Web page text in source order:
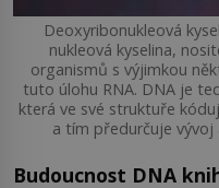
Deoxyribonukleová
nukleová kyselina,
organismů s výjimkou
tuto úlohu RNA. DNA je
která ve své struktuře
a tím předurčuje vývoj
Budoucnost DNA